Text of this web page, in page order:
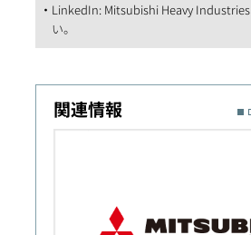
LinkedIn: Mitsubishi Heavy Industries
い。
関連情報